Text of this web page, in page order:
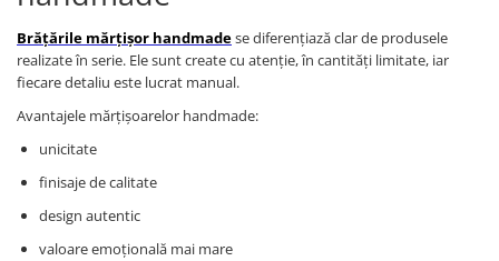
Brățările mărțișor handmadese diferențiază clar de produsele
realizate în serie. Ele sunt create cu atenție, în cantități limitate, iar
fiecare detaliu este lucrat manual.
Avantajele mărțișoarelor handmade:
unicitate
finisaje de calitate
design autentic
valoare emoțională mai mare